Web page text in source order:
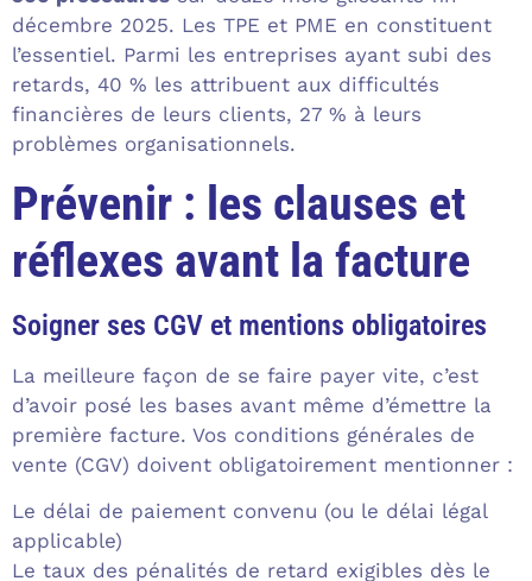
décembre 2025. Les TPE et PME en constituent
l’essentiel. Parmi les entreprises ayant subi des
retards, 40 % les attribuent aux difficultés
financières de leurs clients, 27 % à leurs
problèmes organisationnels.
Prévenir : les clauses et
réflexes avant la facture
Soigner ses CGV et mentions obligatoires
La meilleure façon de se faire payer vite, c’est
d’avoir posé les bases avant même d’émettre la
première facture. Vos conditions générales de
vente (CGV) doivent obligatoirement mentionner :
Le délai de paiement convenu (ou le délai légal
applicable)
Le taux des pénalités de retard exigibles dès le